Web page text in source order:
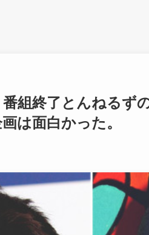
番組終了とんねる
は面白かった。